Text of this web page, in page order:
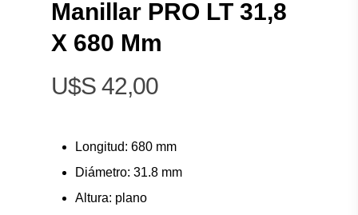
Manillar PRO LT 31,8
X 680 Mm
$
42,00
Longitud: 680 mm
Diámetro: 31.8 mm
Altura: plano